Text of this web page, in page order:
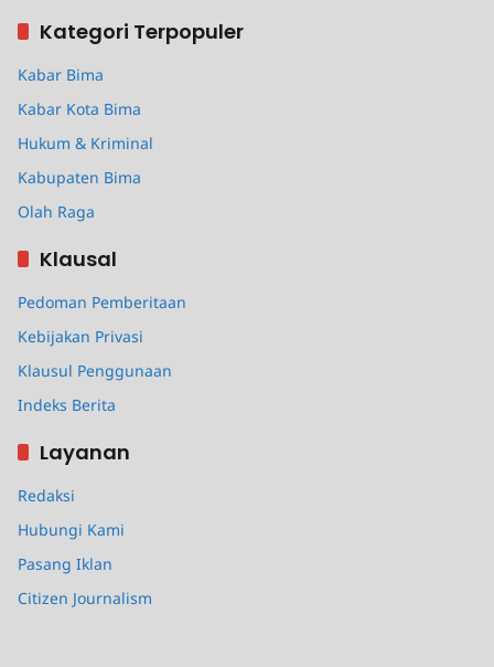
Kategori Terpopuler
Kabar Bima
Kabar Kota Bima
Hukum & Kriminal
Kabupaten Bima
Olah Raga
Klausal
Pedoman Pemberitaan
Kebijakan Privasi
Klausul Penggunaan
Indeks Berita
Layanan
Redaksi
Hubungi Kami
Pasang Iklan
Citizen Journalism